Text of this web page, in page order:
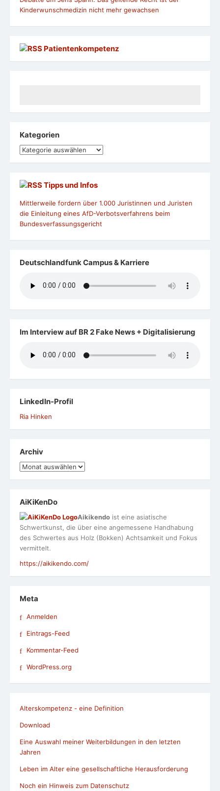
Kinderwunschmedizin nicht mehr gewachsen
Patientenkompetenz
Kategorien
Kategorien
Tipps und Infos
Mittlerweile fordern über 1.000 Juristinnen und Juristen
die Einleitung eines AfD-Verbotsverfahrens beim
Bundesverfassungsgericht
Deutschlandfunk Campus & Karriere
Im Interview auf BR 2 Fake News + Digitalisierung
LinkedIn-Profil
Ria Hinken
Archiv
Archiv
AiKiKenDo
Aikikendo ist eine asiatische
Schwertkunst, die über eine angemessene Handhabung
des Schwertes aus Holz (Bokken) Achtsamkeit und Fokus
vermittelt.
https://aikikendo.com/
Meta
Anmelden
Eintrags-Feed
Kommentar-Feed
WordPress.org
Alterskompetenz - eine Definition
Download
Eine Auswahl meiner Weiterbildungen in den letzten
Jahren
Leben im Alter eine gesellschaftliche Herausforderung
Noch ein Hinweis zum Datenschutz